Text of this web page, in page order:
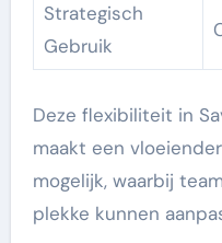
Strategisch
Gebruik
Deze flexibiliteit in
maakt een
mogelijk, waarbij
plekke kunnen